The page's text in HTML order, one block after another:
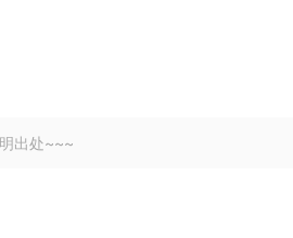
出处~~~